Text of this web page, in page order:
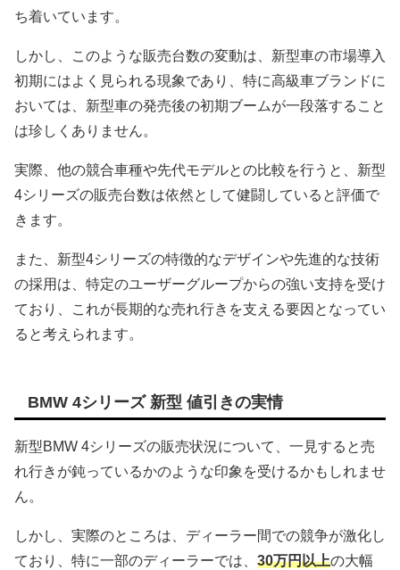
ち着いています。
しかし、このような販売台数の変動は、新型車の市場導入
初期にはよく見られる現象であり、特に高級車ブランドに
おいては、新型車の発売後の初期ブームが一段落すること
は珍しくありません。
実際、他の競合車種や先代モデルとの比較を行うと、新型
4シリーズの販売台数は依然として健闘していると評価で
きます。
また、新型4シリーズの特徴的なデザインや先進的な技術
の採用は、特定のユーザーグループからの強い支持を受け
ており、これが長期的な売れ行きを支える要因となってい
ると考えられます。
BMW 4シリーズ 新型 値引きの実情
新型BMW 4シリーズの販売状況について、一見すると売
れ行きが鈍っているかのような印象を受けるかもしれませ
ん。
しかし、実際のところは、ディーラー間での競争が激化し
ており、特に一部のディーラーでは、 30万円以上の大幅